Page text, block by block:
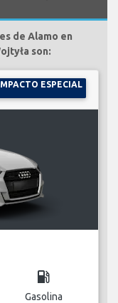
de Alamo en
son:
ESPECIAL
local_gas_station
Gasolina